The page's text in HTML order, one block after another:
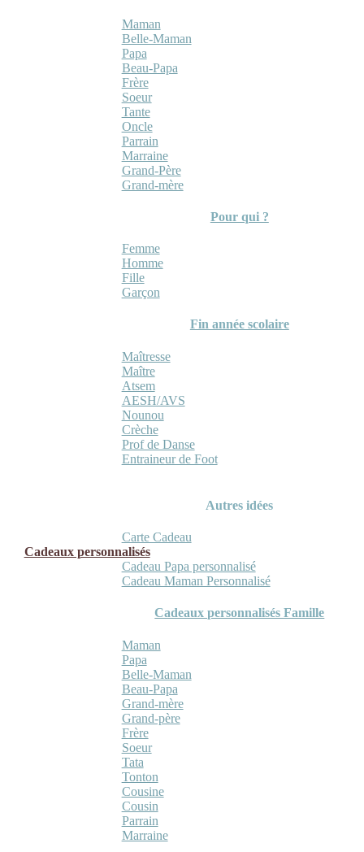
Maman
Belle-Maman
Papa
Beau-Papa
Frère
Soeur
Tante
Oncle
Parrain
Marraine
Grand-Père
Grand-mère
Pour qui ?
Femme
Homme
Fille
Garçon
Fin année scolaire
Maîtresse
Maître
Atsem
AESH/AVS
Nounou
Crèche
Prof de Danse
Entraineur de Foot
Autres idées
Carte Cadeau
Cadeaux personnalisés
Cadeau Papa personnalisé
Cadeau Maman Personnalisé
Cadeaux personnalisés Famille
Maman
Papa
Belle-Maman
Beau-Papa
Grand-mère
Grand-père
Frère
Soeur
Tata
Tonton
Cousine
Cousin
Parrain
Marraine